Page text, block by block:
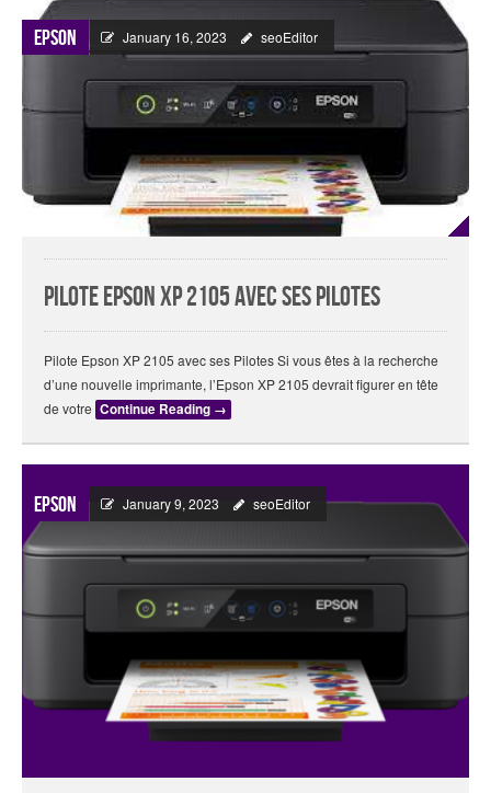
Epson January 16, 2023 seoEditor
Pilote Epson XP 2105 avec ses Pilotes
Pilote Epson XP 2105 avec ses Pilotes Si vous êtes à la recherche
d’une nouvelle imprimante, l’Epson XP 2105 devrait figurer en tête
de votre Continue Reading →
Epson January 9, 2023 seoEditor